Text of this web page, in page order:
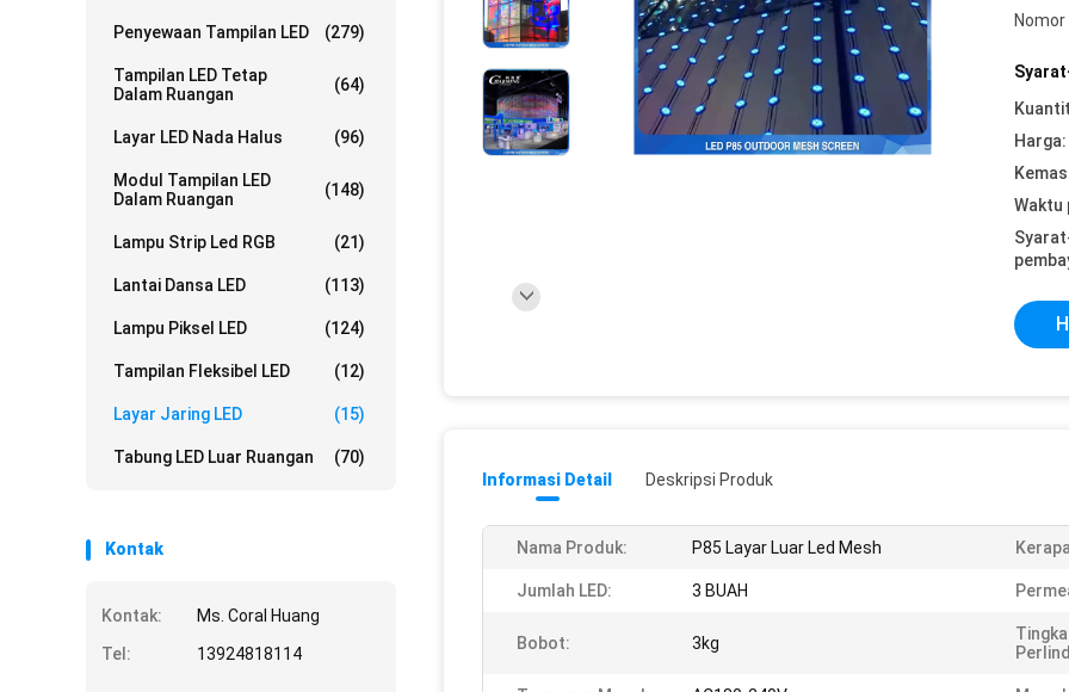
Penyewaan Tampilan LED (279)
Tampilan LED Tetap
Dalam Ruangan
(64)
Layar LED Nada Halus (96)
Modul Tampilan LED
Dalam Ruangan
(148)
Lampu Strip Led RGB (21)
Lantai Dansa LED (113)
Lampu Piksel LED (124)
Tampilan Fleksibel LED (12)
Layar Jaring LED (15)
Tabung LED Luar Ruangan (70)
Kontak
Kontak:
Ms. Coral Huang
Tel:
13924818114
Harga:
Waktu
Informasi Detail Deskripsi Produk
Nama Produk: P85 Layar Luar Led Mesh
Jumlah LED: 3 BUAH
Bobot: 3kg